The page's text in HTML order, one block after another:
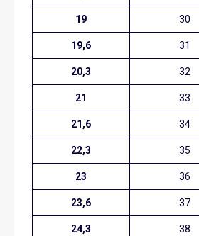
19 30
19,6 31
20,3 32
21 33
21,6 34
22,3 35
23 36
23,6 37
24,3 38